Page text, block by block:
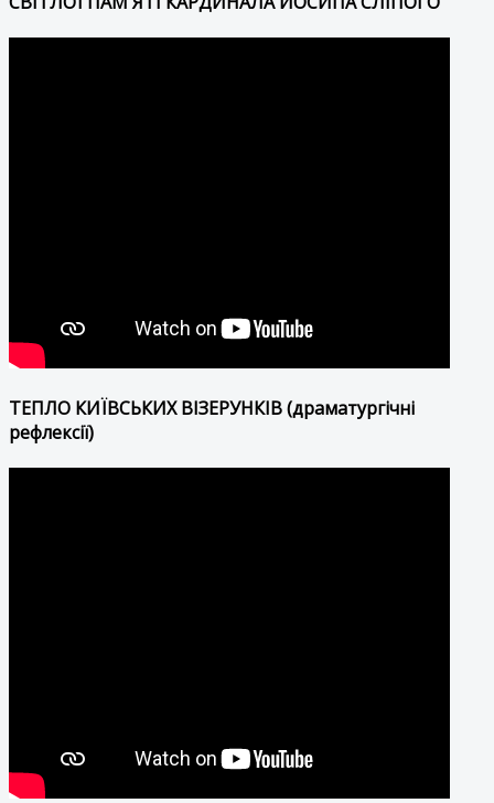
ТЕПЛО КИЇВСЬКИХ ВІЗЕРУНКІВ (драматургічні
рефлексії)